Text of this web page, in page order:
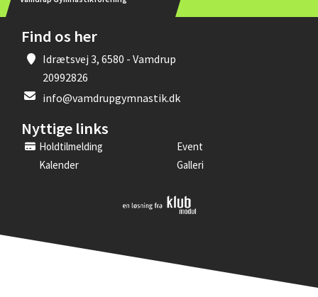
Find os her
Idrætsvej 3, 6580 - Vamdrup
20992826
info@vamdrupgymnastik.dk
Nyttige links
Holdtilmelding
Event
Kalender
Galleri